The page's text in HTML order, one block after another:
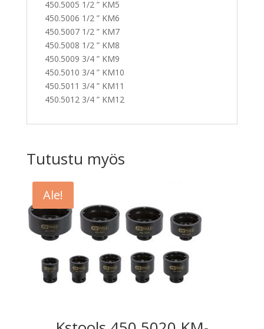
450.5005 1/2 ” KM5
450.5006 1/2 ” KM6
450.5007 1/2 ” KM7
450.5008 1/2 ” KM8
450.5009 3/4 ” KM9
450.5010 3/4 ” KM10
450.5011 3/4 ” KM11
450.5012 3/4 ” KM12
Tutustu myös
Ale!